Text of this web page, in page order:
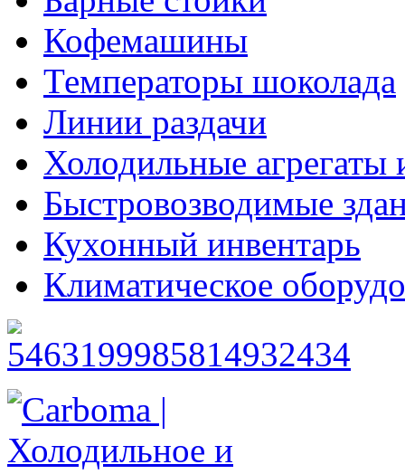
Кофемашины
Температоры шоколада
Линии раздачи
Холодильные агрегаты
Быстровозводимые
Кухонный инвентарь
Климатическое